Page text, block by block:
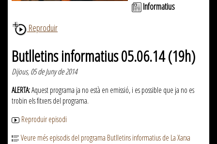
Informatius
Reproduir
Butlletins informatius 05.06.14 (19h)
Dijous, 05 de Juny de 2014
ALERTA:Aquest programa ja no està en emissió, i es possible que ja no es
trobin els fitxers del programa.
Reproduir episodi
Veure més episodis del programa Butlletins informatius de La Xarxa